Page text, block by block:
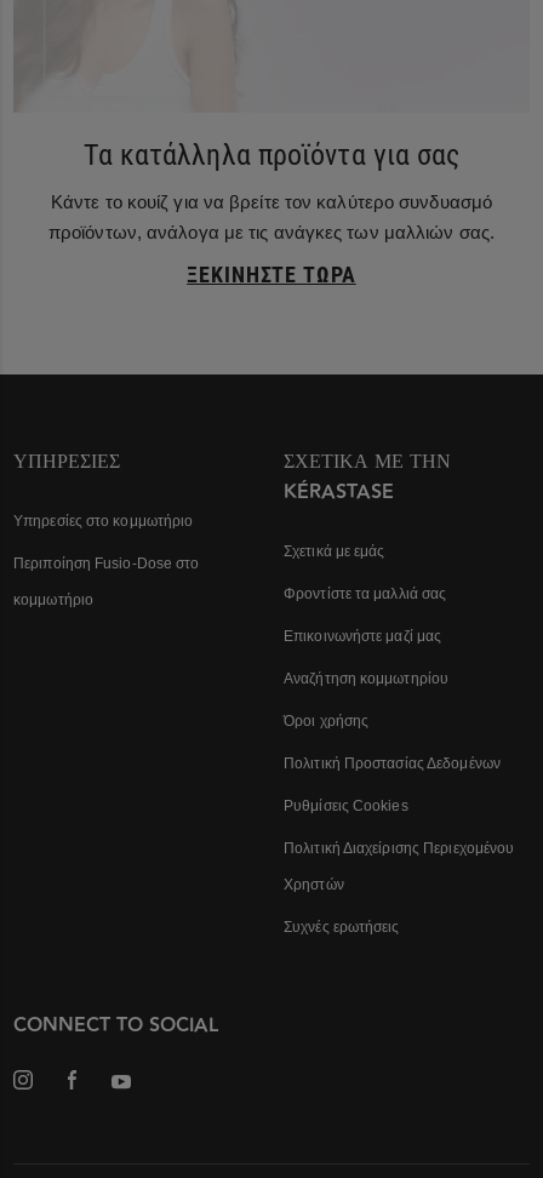
Τα κατάλληλα προϊόντα για σας
Κάντε το κουίζ για να βρείτε τον καλύτερο συνδυασμό
προϊόντων, ανάλογα με τις ανάγκες των μαλλιών σας.
ΞΕΚΙΝΉΣΤΕ ΤΏΡΑ
ΥΠΗΡΕΣΊΕΣ
Υπηρεσίες στο κομμωτήριο
Περιποίηση Fusio-Dose στο
κομμωτήριο
ΣΧΕΤΙΚΆ ΜΕ ΤΗΝ
KÉRASTASE
Σχετικά με εμάς
Φροντίστε τα μαλλιά σας
Επικοινωνήστε μαζί μας
Αναζήτηση κομμωτηρίου
Όροι χρήσης
Πολιτική Προστασίας Δεδομένων
Ρυθμίσεις Cookies
Πολιτική Διαχείρισης Περιεχομένου
Χρηστών
Συχνές ερωτήσεις
CONNECT TO SOCIAL